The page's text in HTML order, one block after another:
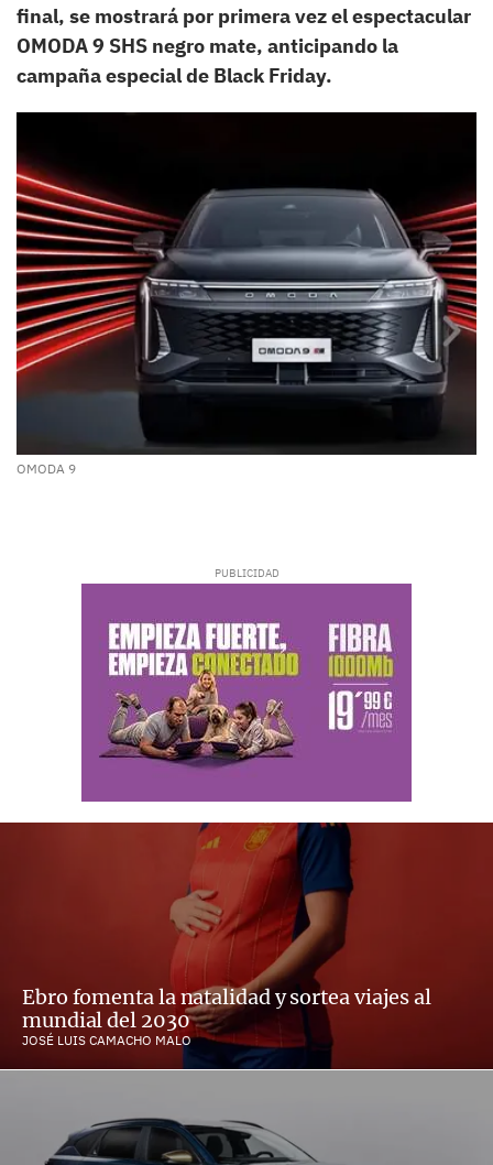
final, se mostrará por primera vez el espectacular
OMODA 9 SHS negro mate, anticipando la
campaña especial de Black Friday.
OMODA 9
Ebro fomenta la natalidad y sortea viajes al
mundial del 2030
JOSÉ LUIS CAMACHO MALO